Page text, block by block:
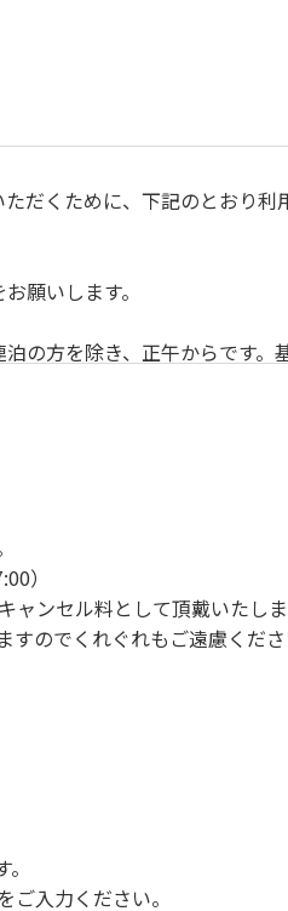
だくために、下記のとおり利
願いします。
の方を除き、正午からです
ンの手続きを行っていない
ションに出してください。
テントサウナの設置
ると大変危険な状態になりや
あるので、水の濁りに注意
）
ンセル料として頂戴いたしま
のでくれぐれもご遠慮くださ
入力ください。